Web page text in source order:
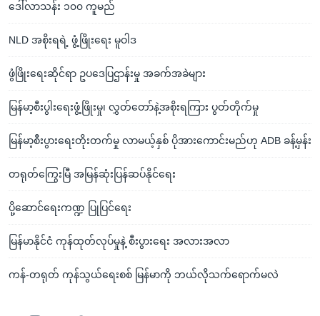
ဒေါ်လာသန်း ၁၀၀ ကူမည်
NLD အစိုးရရဲ့ ဖွံ့ဖြိုးရေး မူဝါဒ
ဖွံဖြိုးရေးဆိုင်ရာ ဥပဒေပြဌာန်းမှု အခက်အခဲများ
မြန်မာ့စီးပွါးရေးဖွံ့ဖြိုးမှု၊ လွှတ်တော်နဲ့အစိုးရကြား ပွတ်တိုက်မှု
မြန်မာ့စီးပွားရေးတိုးတက်မှု လာမယ့်နှစ် ပိုအားကောင်းမည်ဟု ADB ခန့်မှန်း
တရုတ်ကြွေးမြီ အမြန်ဆုံးပြန်ဆပ်နိုင်ရေး
ပို့ဆောင်ရေးကဏ္ဍ ပြုပြင်ရေး
မြန်မာနိုင်ငံ ကုန်ထုတ်လုပ်မှုနဲ့ စီးပွားရေး အလားအလာ
ကန်-တရုတ် ကုန်သွယ်ရေးစစ် မြန်မာကို ဘယ်လိုသက်ရောက်မလဲ